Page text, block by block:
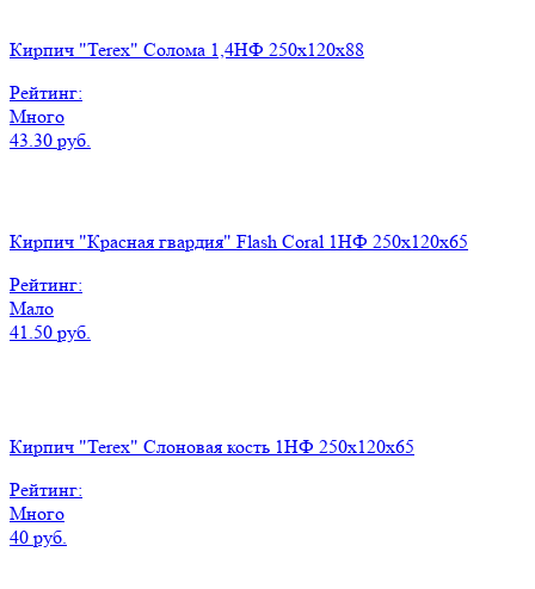
Кирпич "Terex" Солома 1,4НФ 250х120х88
Рейтинг:
Много
43.30 руб.
Кирпич "Красная гвардия" Flash Coral 1НФ 250x120x65
Рейтинг:
Мало
41.50 руб.
Кирпич "Terex" Слоновая кость 1НФ 250х120х65
Рейтинг:
Много
40 руб.